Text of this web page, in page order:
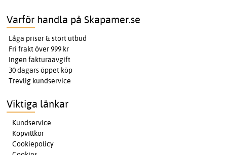
Varför handla på Skapamer.se
Låga priser & stort utbud
Fri frakt över 999 kr
Ingen fakturaavgift
30 dagars öppet köp
Trevlig kundservice
Viktiga länkar
Kundservice
Köpvillkor
Cookiepolicy